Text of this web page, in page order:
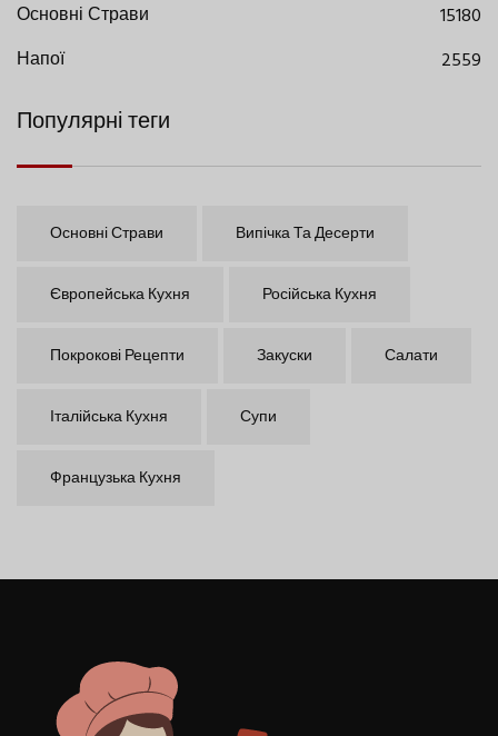
Основні Страви
15180
Напої
2559
Популярні теги
Основні Страви Випічка Та Десерти
Європейська Кухня Російська Кухня
Покрокові Рецепти Закуски Салати
Італійська Кухня Супи
Французька Кухня